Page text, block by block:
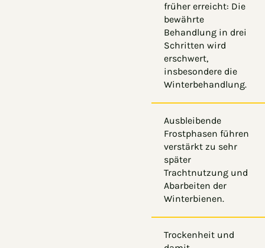
früher erreicht: Die
bewährte
Behandlung in drei
Schritten wird
erschwert,
insbesondere die
Winterbehandlung.
Ausbleibende
Frostphasen führen
verstärkt zu sehr
später
Trachtnutzung und
Abarbeiten der
Winterbienen.
Trockenheit und